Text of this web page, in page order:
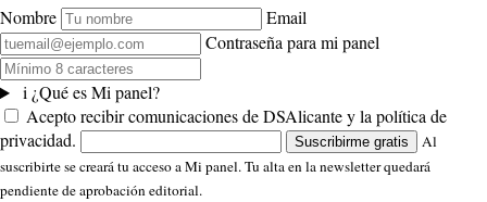
Nombre
Email
Contraseña para mi panel
i ¿Qué es Mi panel?
Acepto recibir comunicaciones de DSAlicante y la política de
privacidad.
Suscribirme gratis
Al
suscribirte se creará tu acceso a Mi panel. Tu alta en la newsletter quedará
pendiente de aprobación editorial.